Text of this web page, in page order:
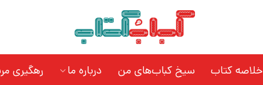
خلاصه کتاب سیخ کباب‌های من درباره ما رهگیری